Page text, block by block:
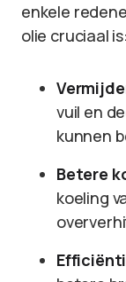
enkele
olie cruciaal is:
vuil en
kunnen
Betere
koeling